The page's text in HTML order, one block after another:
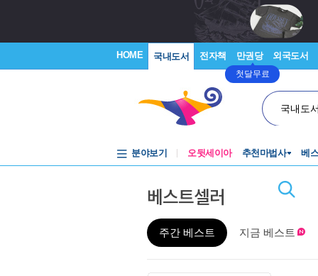
HOME 국내도서 전자책 만권당
첫달무료
외국도서
국내도
분야보기 오뒷세이아 추천마법사 베
베스트셀러
주간 베스트 지금 베스트